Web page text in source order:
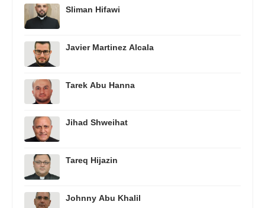
Sliman Hifawi
Javier Martinez Alcala
Tarek Abu Hanna
Jihad Shweihat
Tareq Hijazin
Johnny Abu Khalil